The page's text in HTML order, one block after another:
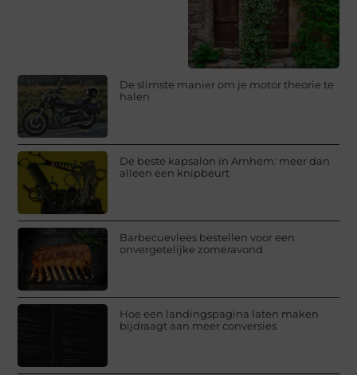
De slimste manier om je motor theorie te
halen
De beste kapsalon in Arnhem: meer dan
alleen een knipbeurt
Barbecuevlees bestellen voor een
onvergetelijke zomeravond
Hoe een landingspagina laten maken
bijdraagt aan meer conversies